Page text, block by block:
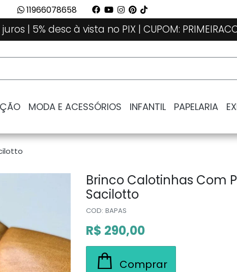
| 5% desc à vista no PIX | CUPOM:
11966078658
MODA E ACESSÓRIOS INFANTIL PAPELARIA
Brinco Calotinhas Com
Sacilotto
COD: BAPAS
R$ 290,00
Comprar